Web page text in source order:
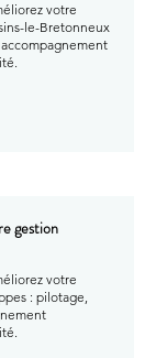
votre
le-Bretonneux
gestion
votre
: pilotage,